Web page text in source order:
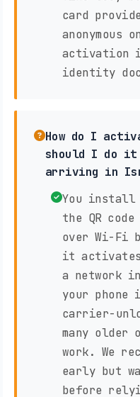
card
anonymous
activation
identity
How do I
should I do
arriving in
You install
the QR
over Wi-Fi
it activates
a network
your phone
carrier-
many older
work. We
early but
before